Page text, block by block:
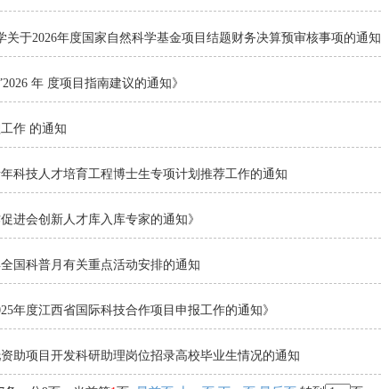
关于2026年度国家自然科学基金项目结题财务决算预审核事项的通知
年 度项目指南建议的通知》
作 的通知
科技人才培育工程博士生专项计划推荐工作的通知
进会创新人才库入库专家的通知》
国科普月有关重点活动安排的通知
年度江西省国际科技合作项目申报工作的通知》
助项目开发科研助理岗位招录高校毕业生情况的通知